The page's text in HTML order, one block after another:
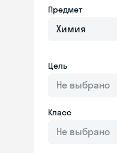
Предмет
Химия
Цель
Не выбрано
Класс
Не выбрано